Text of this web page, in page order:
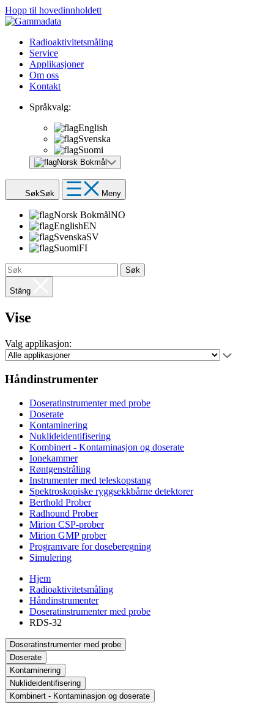
Hopp til hovedinnholdett
Radioaktivitetsmåling
Service
Applikasjoner
Om oss
Kontakt
Språkvalg:
English
Svenska
Suomi
Norsk Bokmål
SøkSøk Meny
Norsk BokmålNO
EnglishEN
SvenskaSV
SuomiFI
Søk
Stäng
Vise
Valg applikasjon:
Håndinstrumenter
Doseratinstrumenter med probe
Doserate
Kontaminering
Nuklideidentifisering
Kombinert - Kontaminasjon og doserate
Ionekammer
Røntgenstråling
Instrumenter med teleskopstang
Spektroskopiske ryggsekkbårne detektorer
Berthold Prober
Radhound Prober
Mirion CSP-prober
Mirion GMP prober
Programvare for doseberegning
Simulering
Hjem
Radioaktivitetsmåling
Håndinstrumenter
Doseratinstrumenter med probe
RDS-32
Doseratinstrumenter med probe
Doserate
Kontaminering
Nuklideidentifisering
Kombinert - Kontaminasjon og doserate